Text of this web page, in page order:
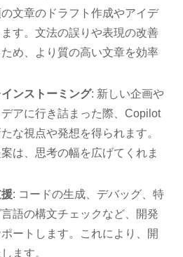
文章のドラフト作成やアイデ
す。文法の誤りや表現の改善
め、より質の高い文章を効率
ンストーミング: 新しい企画や
アに行き詰まった際、Copilot
な視点や発想を得られます。
は、思考の幅を広げてくれま
: コードの生成、デバッグ、特
語の構文チェックなど、開発
ートします。これにより、開
ます。